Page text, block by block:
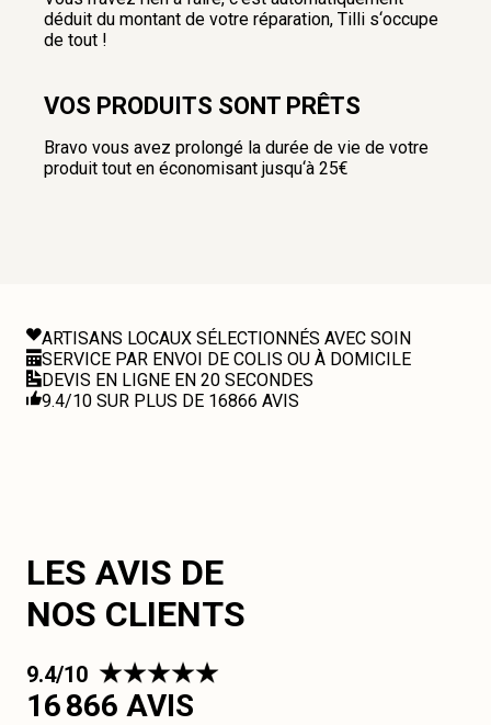
déduit du montant de votre réparation, Tilli s‘occupe
de tout !
VOS PRODUITS SONT PRÊTS
Bravo vous avez prolongé la durée de vie de votre
produit tout en économisant jusqu‘à 25€
ARTISANS LOCAUX SÉLECTIONNÉS AVEC SOIN
SERVICE PAR ENVOI DE COLIS OU À DOMICILE
DEVIS EN LIGNE EN 20 SECONDES
9.4/10 SUR PLUS DE 16866 AVIS
LES AVIS DE
NOS CLIENTS
9.4/10
16 866 AVIS